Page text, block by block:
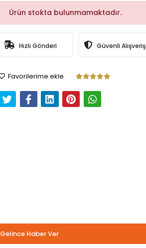
Ürün stokta bulunmamaktadır.
Hızlı Gönderi Güvenli Alışveriş
Favorilerime ekle
Gelince Haber Ver